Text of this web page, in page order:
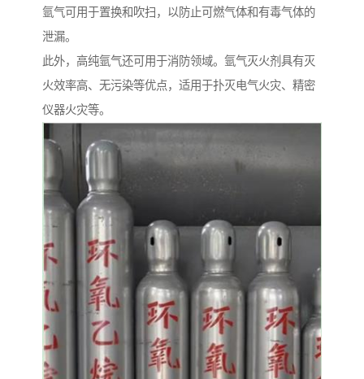
氩气可用于置换和吹扫，以防止可燃气体和有毒气体的
泄漏。
此外，高纯氩气还可用于消防领域。氩气灭火剂具有灭
火效率高、无污染等优点，适用于扑灭电气火灾、精密
仪器火灾等。